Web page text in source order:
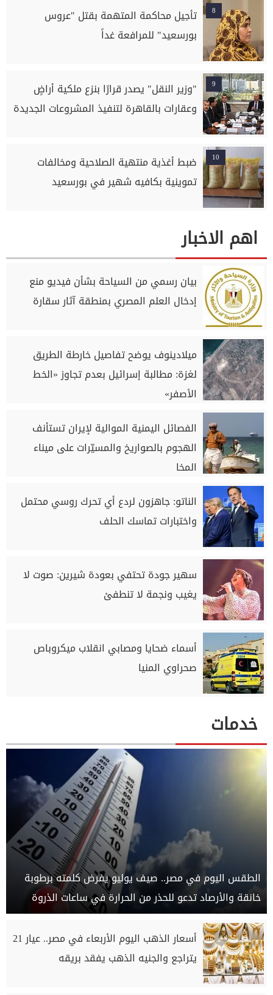
8
تأجيل محاكمة المتهمة بقتل "عروس
بورسعيد" للمرافعة غداً
9
"وزير النقل" يصدر قرارًا بنزع ملكية أراضٍ
وعقارات بالقاهرة لتنفيذ المشروعات الجديدة
10
ضبط أغذية منتهية الصلاحية ومخالفات
تموينية بكافيه شهير في بورسعيد
اهم الاخبار
بيان رسمي من السياحة بشأن فيديو منع
إدخال العلم المصري بمنطقة آثار سقارة
ميلادينوف يوضح تفاصيل خارطة الطريق
لغزة: مطالبة إسرائيل بعدم تجاوز «الخط
الأصفر»
الفصائل اليمنية الموالية لإيران تستأنف
الهجوم بالصواريخ والمسيّرات على ميناء
المخا
الناتو: جاهزون لردع أي تحرك روسي محتمل
واختبارات تماسك الحلف
سهير جودة تحتفي بعودة شيرين: صوت لا
يغيب ونجمة لا تنطفئ
أسماء ضحايا ومصابي انقلاب ميكروباص
صحراوي المنيا
خدمات
الطقس اليوم في مصر.. صيف يوليو يفرض كلمته برطوبة
خانقة والأرصاد تدعو للحذر من الحرارة في ساعات الذروة
أسعار الذهب اليوم الأربعاء في مصر.. عيار 21
يتراجع والجنيه الذهب يفقد بريقه